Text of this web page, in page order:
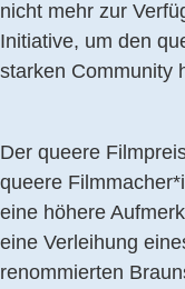
nicht mehr zur
Initiative, um den
starken Community
Der queere
queere
eine höhere
eine Verleihung
renommierten